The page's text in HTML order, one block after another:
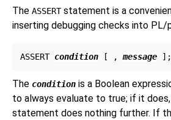
The ASSERTstatement is a
inserting debugging checks into PL/
ASSERT condition [ , message
The condition is a Boolean
to always evaluate to true; if it
statement does nothing further. If